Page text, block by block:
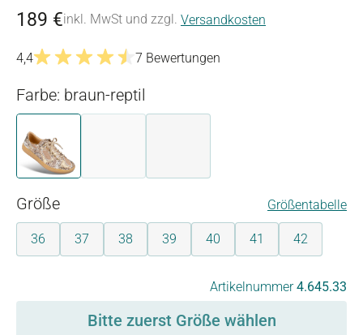
189 €inkl. MwSt und zzgl. Versandkosten
4,4
7 Bewertungen
Farbe: braun-reptil
braun-reptil
Größeauswählen Größentabelle
36 37 38 39 40 41 42
Artikelnummer4.645.33
Bitte zuerst Größe wählen